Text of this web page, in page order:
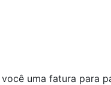
uma fatura para